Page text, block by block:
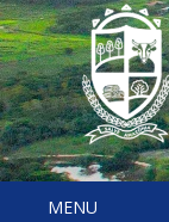
MENU